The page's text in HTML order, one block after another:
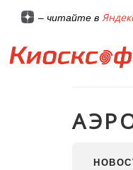
– читайте в